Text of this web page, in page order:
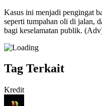
Kasus ini menjadi pengingat
seperti tumpahan oli di jalan,
bagi keselamatan publik.
Tag Terkait
Kredit